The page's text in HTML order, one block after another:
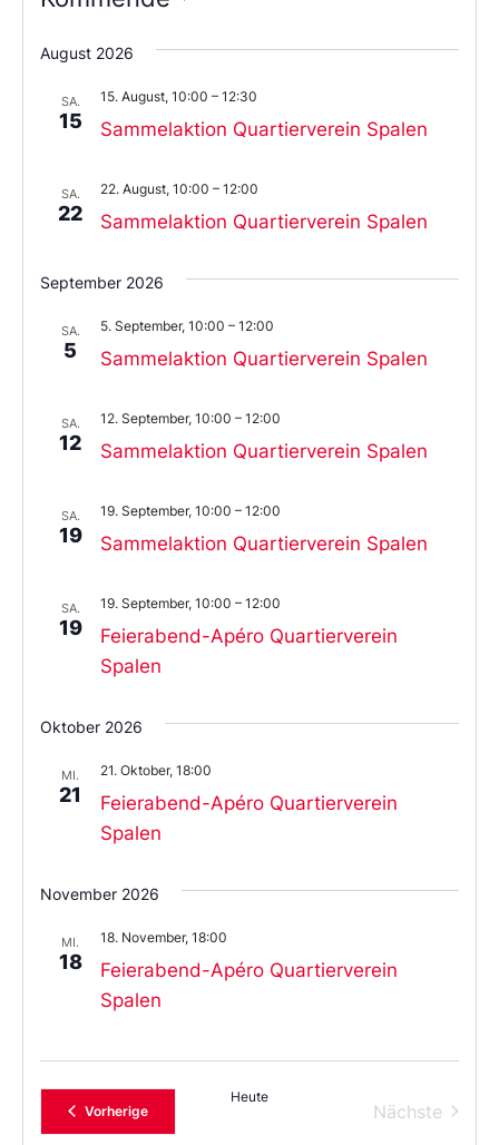
Sie
das
aus.
August 2026
SA.
15 Sammelaktion Quartierverein Spalen
15. August, 10:00 – 12:30
SA.
22 Sammelaktion Quartierverein Spalen
22. August, 10:00 – 12:00
September 2026
SA.
5 Sammelaktion Quartierverein Spalen
5. September, 10:00 – 12:00
SA.
12 Sammelaktion Quartierverein Spalen
12. September, 10:00 – 12:00
SA.
19 Sammelaktion Quartierverein Spalen
19. September, 10:00 – 12:00
SA.
19
Feierabend-Apéro Quartierverein
Spalen
19. September, 10:00 – 12:00
Oktober 2026
MI.
21
Feierabend-Apéro Quartierverein
Spalen
21. Oktober, 18:00
November 2026
MI.
18
Feierabend-Apéro Quartierverein
Spalen
18. November, 18:00
VorherigeVeranstaltungen
Heute
Nächste